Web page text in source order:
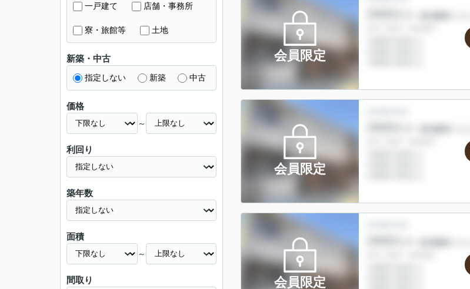
会員限定
会員限定
会員限定
一戸建て 店舗・事務所
寮・旅館等 土地
新築・中古
指定しない 新築 中古
価格
～
利回り
築年数
面積
～
間取り